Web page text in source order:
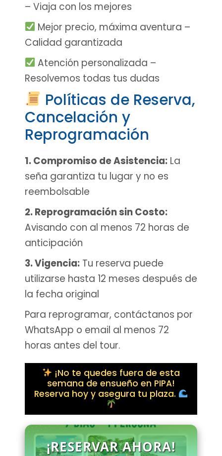
– Viaja con los mejores
Mejor precio, máxima aventura –
Calidad garantizada
Atención personalizada –
Resolvemos todas tus dudas
Políticas de Reserva,
Cancelación y
Reprogramación
1. Compromiso de Asistencia: La
seña garantiza tu lugar y no es
reembolsable
2. Reprogramación sin Costo:
Avisando con al menos 72 horas de
anticipación
3. Vigencia: Tu reserva puede
utilizarse hasta 12 meses después de
la fecha original
Para reprogramar, contáctanos por
WhatsApp o email al menos 72
horas antes del tour.
¡No te quedes fuera de esta
semana de ensueño en PIPA!
Reserva hoy y asegura tu plaza.
¡RESERVAR AHORA!